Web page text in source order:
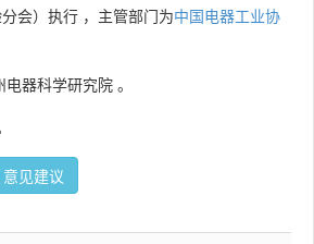
会）执行 ，主管部门为中国电器工业协
电器科学研究院 。
意见建议